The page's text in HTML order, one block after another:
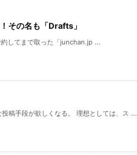
その名も「Drafts」
約してまで取った「junchan.jp ...
稿手段が欲しくなる。 理想としては、ス ...